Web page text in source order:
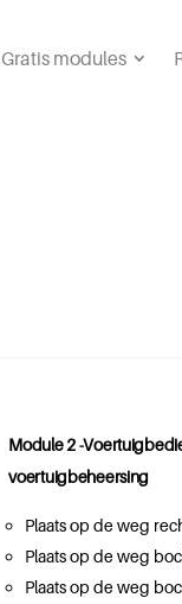
Gratis modules
Module 2 -
voertuigbeheersing
Plaats op de weg
Plaats op de weg
Plaats op de weg